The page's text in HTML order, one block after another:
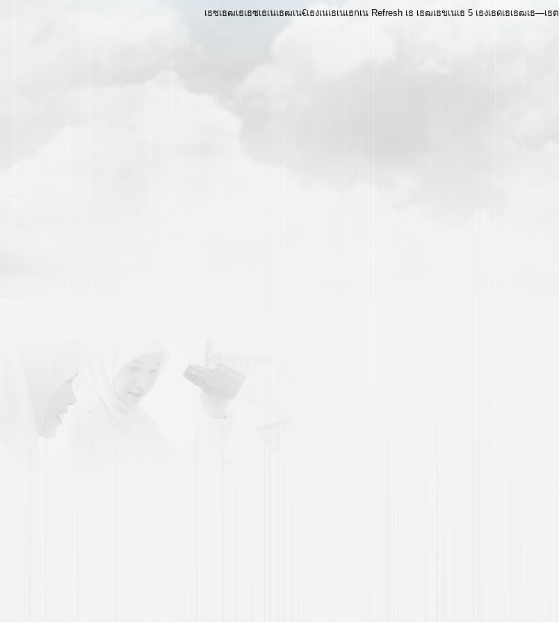
เธซเธฒเธเธซเธเนเธฒเน€เธงเนเธเนเธกเน Refresh เธ เธฒเธขเนเธ 5 เธงเธดเธเธฒเธ—เธต